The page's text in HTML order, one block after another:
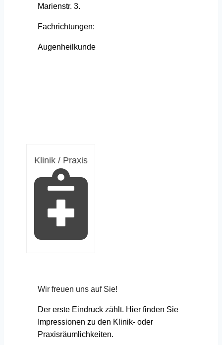
Marienstr. 3.
Fachrichtungen:
Augenheilkunde
Klinik / Praxis
Wir freuen uns auf Sie!
Der erste Eindruck zählt. Hier finden Sie
Impressionen zu den Klinik- oder
Praxisräumlichkeiten.